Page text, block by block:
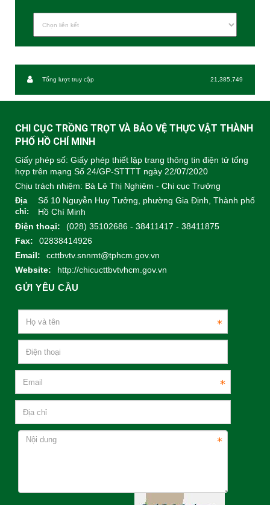
Tổng lượt truy cập 21,385,749
CHI CỤC TRỒNG TRỌT VÀ BẢO VỆ THỰC VẬT THÀNH
PHỐ HỒ CHÍ MINH
Giấy phép số: Giấy phép thiết lập trang thông tin điện tử tổng
hợp trên mạng Số 24/GP-STTTT ngày 22/07/2020
Chịu trách nhiệm: Bà Lê Thị Nghiêm - Chi cục Trưởng
Địa
chỉ:
Số 10 Nguyễn Huy Tưởng, phường Gia Định, Thành phố
Hồ Chí Minh
Điện thoại:
(028) 35102686 - 38411417 - 38411875
Fax:
02838414926
Email:
ccttbvtv.snnmt@tphcm.gov.vn
Website:
http://chicucttbvtvhcm.gov.vn
GỬI YÊU CẦU